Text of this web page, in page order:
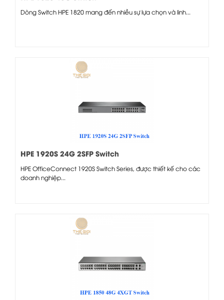
Dòng Switch HPE 1820 mang đến nhiều sự lựa chọn và linh...
HPE 1920S 24G 2SFP Switch
HPE OfficeConnect 1920S Switch Series, được thiết kế cho các
doanh nghiệp...